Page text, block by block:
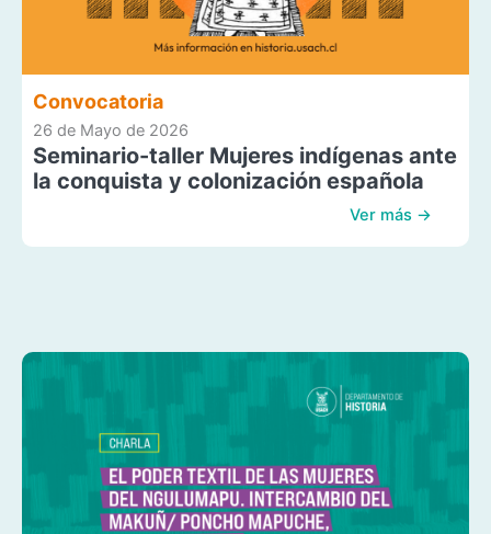
Convocatoria
26 de Mayo de 2026
Seminario-taller Mujeres indígenas ante
la conquista y colonización española
Ver más →